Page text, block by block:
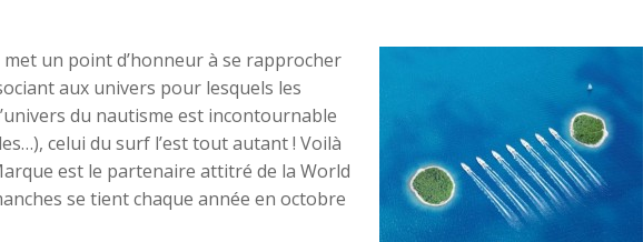
un point d’honneur à se rapprocher
aux univers pour lesquels les
du nautisme est incontournable
celui du surf l’est tout autant ! Voilà
est le partenaire attitré de la World
se tient chaque année en octobre